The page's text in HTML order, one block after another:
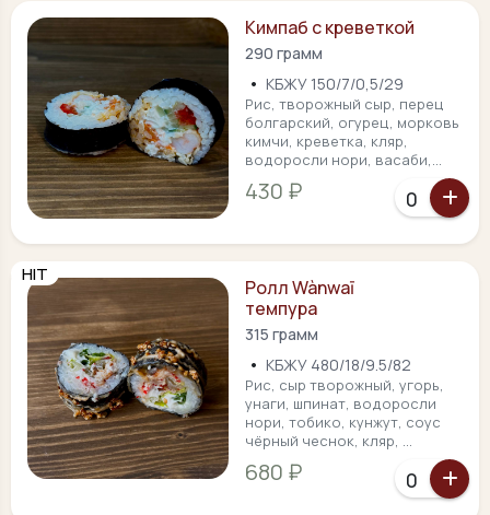
Кимпаб с креветкой
290 грамм
• КБЖУ 150/7/0,5/29
Рис, творожный сыр, перец
болгарский, огурец, морковь
кимчи, креветка, кляр,
водоросли нори, васаби,...
430 ₽
HIT
Ролл Wànwaī
темпура
315 грамм
• КБЖУ 480/18/9.5/82
Рис, сыр творожный, угорь,
унаги, шпинат, водоросли
нори, тобико, кунжут, соус
чёрный чеснок, кляр, ...
680 ₽